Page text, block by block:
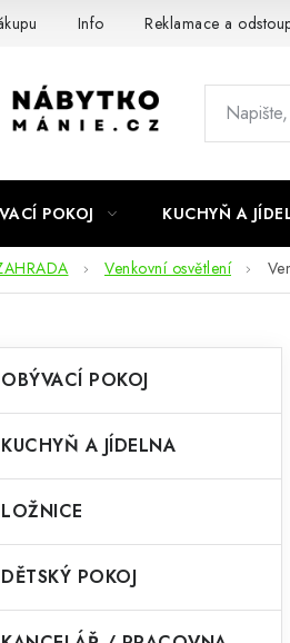
Info Reklamace a
POKOJ KUCHYŇ A
Venkovní osvětlení
OBÝVACÍ POKOJ
KUCHYŇ A JÍDELNA
LOŽNICE
DĚTSKÝ POKOJ